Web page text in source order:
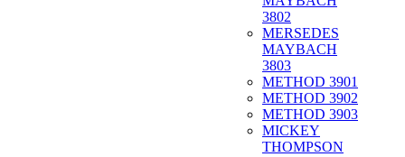
3802
MERSEDES
MAYBACH
3803
METHOD 3901
METHOD 3902
METHOD 3903
MICKEY
THOMPSON